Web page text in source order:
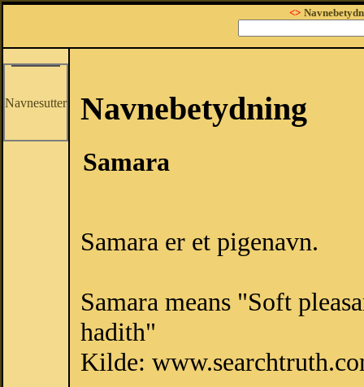
<>
Navnesutter Navnebetydning
Samara
Samara er et pigenavn.
Samara means "Soft
hadith"
Kilde: